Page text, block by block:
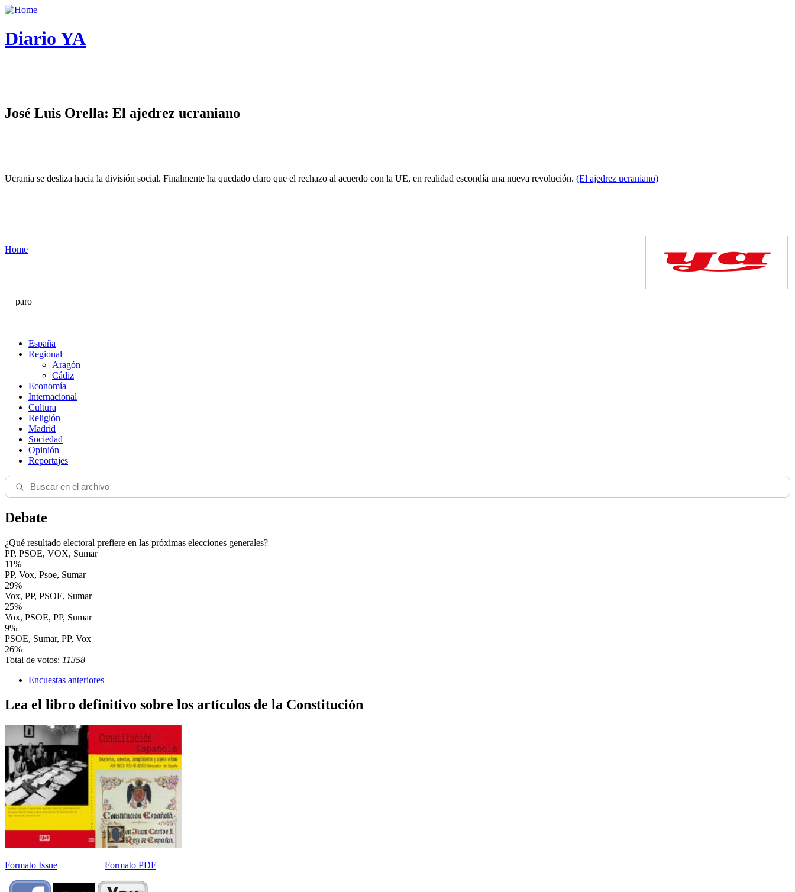
Diario YA
José Luis Orella: El ajedrez ucraniano
Ucrania se desliza hacia la división social. Finalmente ha quedado claro que el rechazo al acuerdo con la UE, en realidad escondía una nueva revolución. (El ajedrez ucraniano)
Home
paro
España
Regional
Aragón
Cádiz
Economía
Internacional
Cultura
Religión
Madrid
Sociedad
Opinión
Reportajes
Debate
¿Qué resultado electoral prefiere en las próximas elecciones generales?
PP, PSOE, VOX, Sumar
11%
PP, Vox, Psoe, Sumar
29%
Vox, PP, PSOE, Sumar
25%
Vox, PSOE, PP, Sumar
9%
PSOE, Sumar, PP, Vox
26%
Total de votos: 11358
Encuestas anteriores
Lea el libro definitivo sobre los artículos de la Constitución
Formato Issue Formato PDF